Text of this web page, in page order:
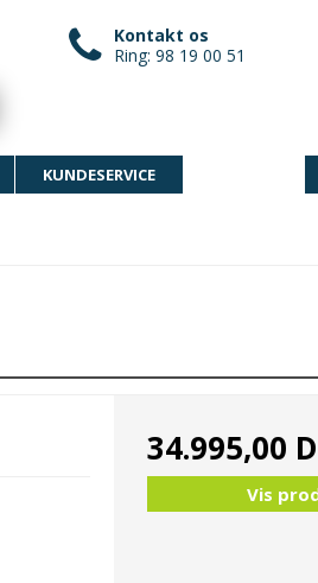
Kontakt os
Ring: 98 19 00 51
KUNDESERVICE
34.995,00
Vis